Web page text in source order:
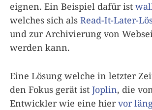
eignen. Ein Beispiel dafür ist
welches sich als Read-It-Later-
und zur Archivierung von
werden kann.
Eine Lösung welche in letzter
den Fokus gerät ist Joplin, die
Entwickler wie eine hiervor